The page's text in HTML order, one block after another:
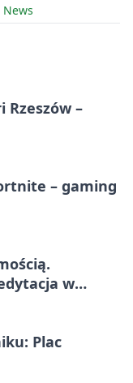
News
Rzeszów –
– gaming
w
Plac